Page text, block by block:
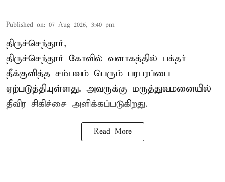
Published on: 07 Aug 2026, 3:40 pm
திருச்செந்தூர்,
திருச்செந்தூர் கோவில் வளாகத்தில் பக்தர்
தீக்குளித்த சம்பவம் பெரும் பரபரப்பை
ஏற்படுத்தியுள்ளது. அவருக்கு மருத்துவமனையில்
தீவிர சிகிச்சை அளிக்கப்படுகிறது.
Read More